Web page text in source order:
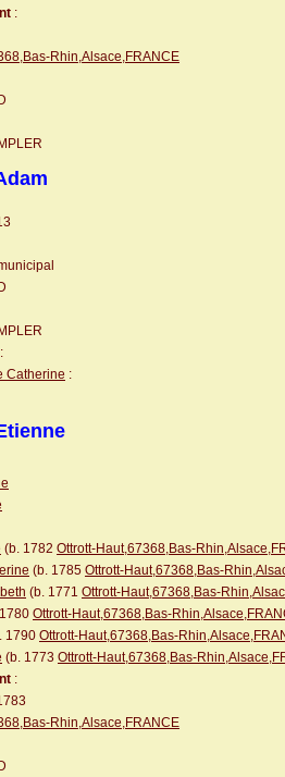
:
Rhin,Alsace,FRANCE
:
Catherine :
(b. 1782 Ottrott-Haut,67368,Bas-
(b. 1785 Ottrott-Haut,67368,Bas-
(b. 1771 Ottrott-Haut,67368,Bas-
Ottrott-Haut,67368,Bas-
1790 Ottrott-Haut,67368,Bas-
(b. 1773 Ottrott-Haut,67368,Bas-
:
Rhin,Alsace,FRANCE